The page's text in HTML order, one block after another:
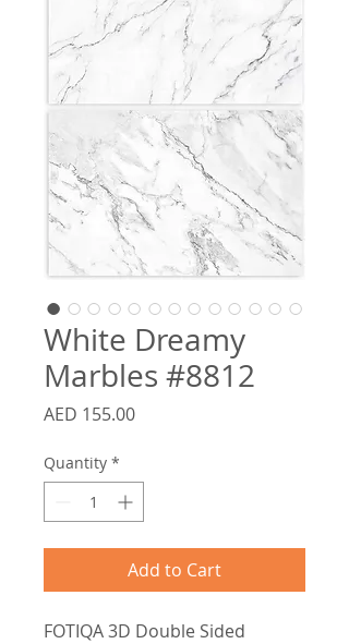
White Dreamy
Marbles #8812
AED 155.00Price
Quantity *
Add to Cart
FOTIQA 3D Double Sided